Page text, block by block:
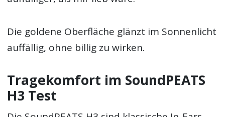
Die goldene Oberfläche glänzt im Sonnenlicht
auffällig, ohne billig zu wirken.
Tragekomfort im SoundPEATS
H3 Test